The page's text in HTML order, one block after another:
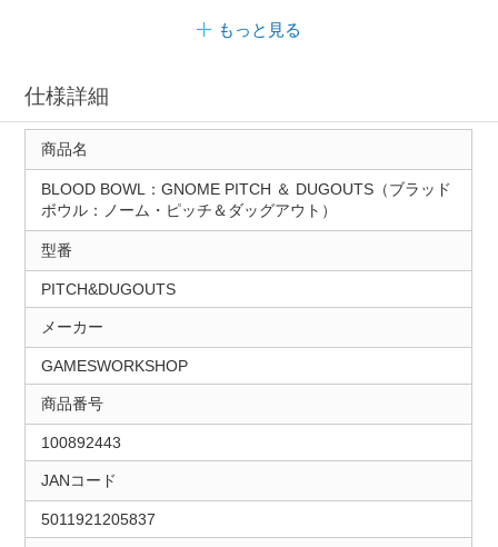
もっと見る
仕様詳細
商品名
BLOOD BOWL：GNOME PITCH ＆ DUGOUTS（ブラッド
ボウル：ノーム・ピッチ＆ダッグアウト）
型番
PITCH&DUGOUTS
メーカー
GAMESWORKSHOP
商品番号
100892443
JANコード
5011921205837